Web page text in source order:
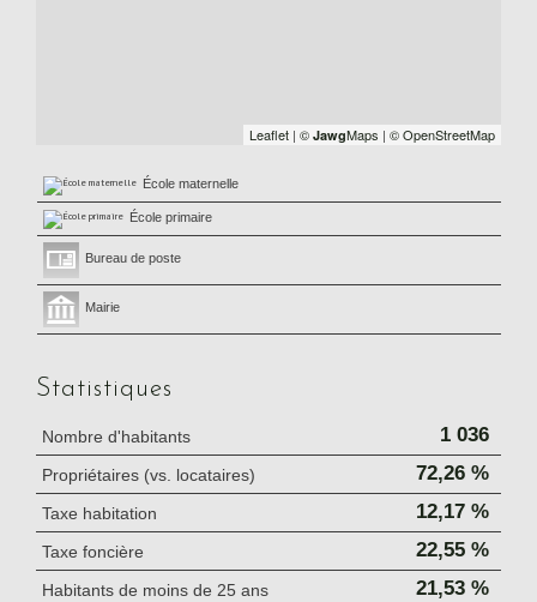
Leaflet | © JawgMaps | © OpenStreetMap
École maternelle
École primaire
Bureau de poste
Mairie
Statistiques
Nombre d'habitants 1 036
Propriétaires (vs. locataires) 72,26 %
Taxe habitation 12,17 %
Taxe foncière 22,55 %
Habitants de moins de 25 ans 21,53 %